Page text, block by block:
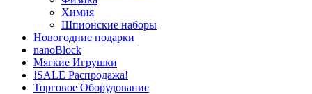
Химия
Шпионские наборы
Новогодние подарки
nanoBlock
Мягкие Игрушки
!SALE Распродажа!
Торговое Оборудование